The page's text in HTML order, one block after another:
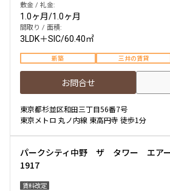
敷金 / 礼金:
1.0ヶ月/1.0ヶ月
間取り / 面積:
3LDK＋SIC/60.40㎡
新築 三井の賃貸
お問合せ
東京都杉並区和田三丁目56番7号
東京メトロ 丸ノ内線 東高円寺 徒歩1分
パークシティ中野 ザ タワー エア
1917
賃料改定